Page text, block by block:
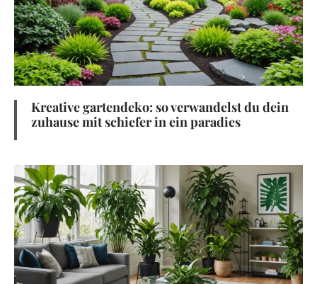
Kreative gartendeko: so verwandelst du dein
zuhause mit schiefer in ein paradies